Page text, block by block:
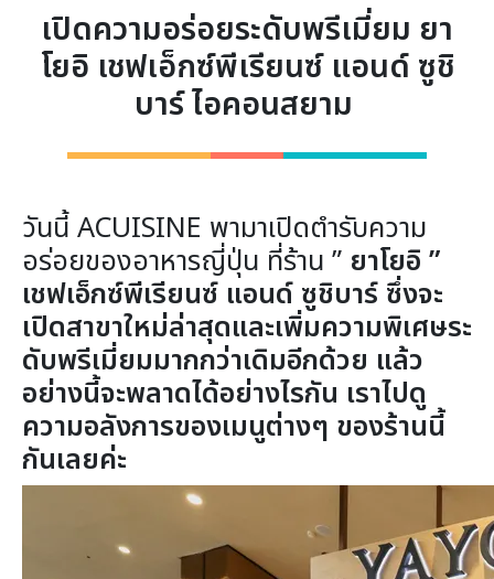
เปิดความอร่อยระดับพรีเมี่ยม ยา
โยอิ เชฟเอ็กซ์พีเรียนซ์ แอนด์ ซูชิ
บาร์ ไอคอนสยาม
วันนี้ ACUISINE พามาเปิดตำรับความ
อร่อยของอาหารญี่ปุ่น ที่ร้าน ” ยาโยอิ ”
เชฟเอ็กซ์พีเรียนซ์ แอนด์ ซูชิบาร์ ซึ่งจะ
เปิดสาขาใหม่ล่าสุดและเพิ่มความพิเศษระ
ดับพรีเมี่ยมมากกว่าเดิมอีกด้วย แล้ว
อย่างนี้จะพลาดได้อย่างไรกัน เราไปดู
ความอลังการของเมนูต่างๆ ของร้านนี้
กันเลยค่ะ